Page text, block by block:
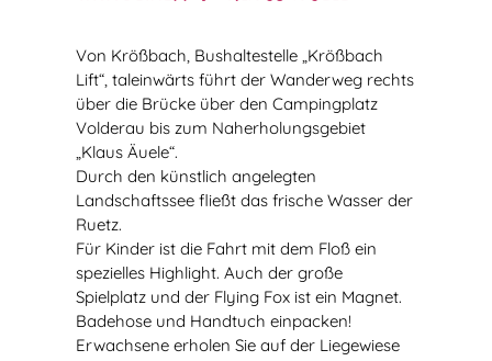
Von Krößbach, Bushaltestelle „Krößbach
Lift“, taleinwärts führt der Wanderweg rechts
über die Brücke über den Campingplatz
Volderau bis zum Naherholungsgebiet
„Klaus Äuele“.
Durch den künstlich angelegten
Landschaftssee fließt das frische Wasser der
Ruetz.
Für Kinder ist die Fahrt mit dem Floß ein
spezielles Highlight. Auch der große
Spielplatz und der Flying Fox ist ein Magnet.
Badehose und Handtuch einpacken!
Erwachsene erholen Sie auf der Liegewiese